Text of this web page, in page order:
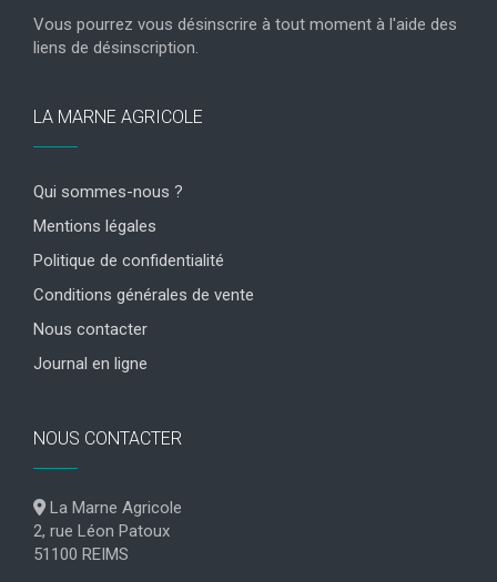
Vous pourrez vous désinscrire à tout moment à l'aide des
liens de désinscription.
LA MARNE AGRICOLE
Qui sommes-nous ?
Mentions légales
Politique de confidentialité
Conditions générales de vente
Nous contacter
Journal en ligne
NOUS CONTACTER
La Marne Agricole
2, rue Léon Patoux
51100 REIMS